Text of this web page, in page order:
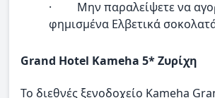
· Μην παραλείψετε να
φημισμένα Ελβετικά
Grand Hotel Kameha 5* Ζυρίχη
Το διεθνές ξενοδοχείο Kameha